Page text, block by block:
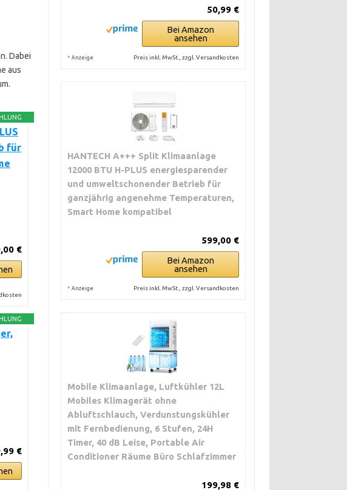
Dabei
aus
für
€
€
50,99 €
Bei Amazon
ansehen
* Anzeige Preis inkl. MwSt., zzgl. Versandkosten
HANTECH A+++ Split Klimaanlage
12000 BTU H-PLUS energiesparender
und umweltschonender Betrieb für
ganzjährig angenehme Temperaturen,
Smart Home kompatibel
599,00 €
Bei Amazon
ansehen
* Anzeige Preis inkl. MwSt., zzgl. Versandkosten
Mobile Klimaanlage, Luftkühler 12L
Mobiles Klimagerät ohne
Abluftschlauch, Verdunstungskühler
mit Fernbedienung, 6 Stufen, 24H
Timer, 40 dB Leise, Portable Air
Conditioner Räume Büro Schlafzimmer
199,98 €